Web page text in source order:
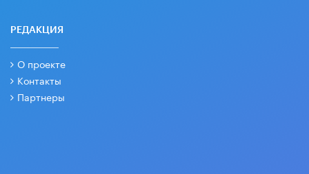
РЕДАКЦИЯ
О проекте
Контакты
Партнеры